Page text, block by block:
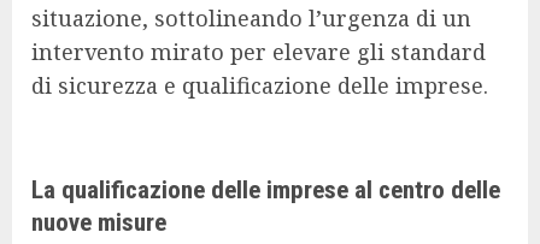
situazione, sottolineando l’urgenza di un
intervento mirato per elevare gli standard
di sicurezza e qualificazione delle imprese.
La qualificazione delle imprese al centro delle
nuove misure